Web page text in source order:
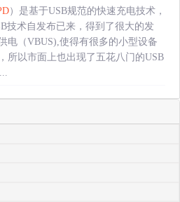
）是基于USB规范的快速充电技术，
技术自发布已来，得到了很大的发
电（VBUS),使得有很多的小型设备
所以市面上也出现了五花八门的USB